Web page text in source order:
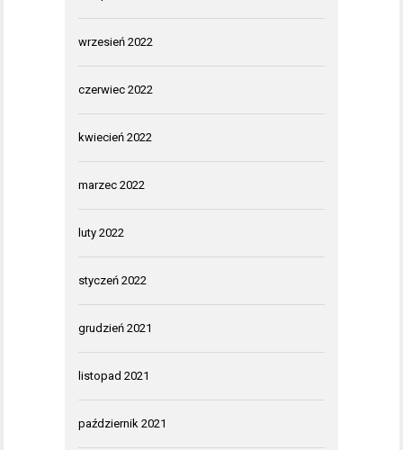
wrzesień 2022
czerwiec 2022
kwiecień 2022
marzec 2022
luty 2022
styczeń 2022
grudzień 2021
listopad 2021
październik 2021